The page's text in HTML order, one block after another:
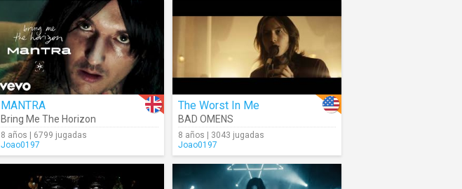
MANTRA
Bring Me The Horizon
8 años | 6799 jugadas
Joao0197
The Worst In Me
BAD OMENS
8 años | 3043 jugadas
Joao0197